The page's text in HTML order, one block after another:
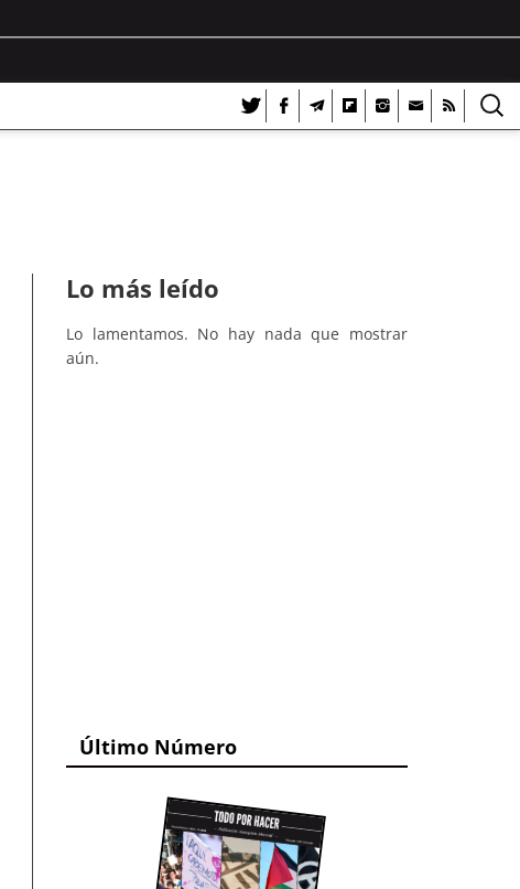
Lo más leído
Lo lamentamos. No hay nada que mostrar
aún.
Último Número